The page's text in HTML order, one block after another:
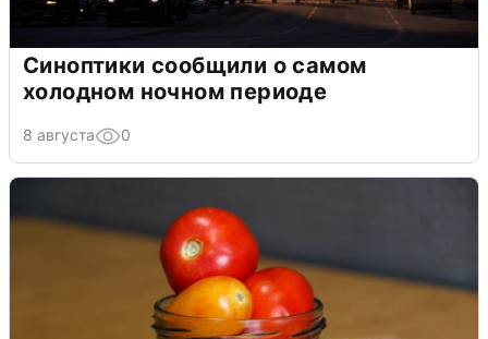
Синоптики сообщили о самом
холодном ночном периоде
8 августа 0